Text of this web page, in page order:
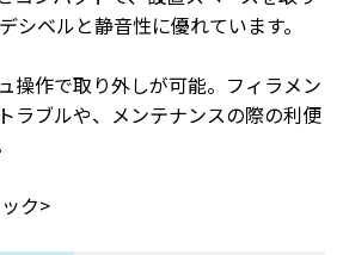
シベルと静音性に優れています。
操作で取り外しが可能。フィラメン
ラブルや、メンテナンスの際の利便
ク>